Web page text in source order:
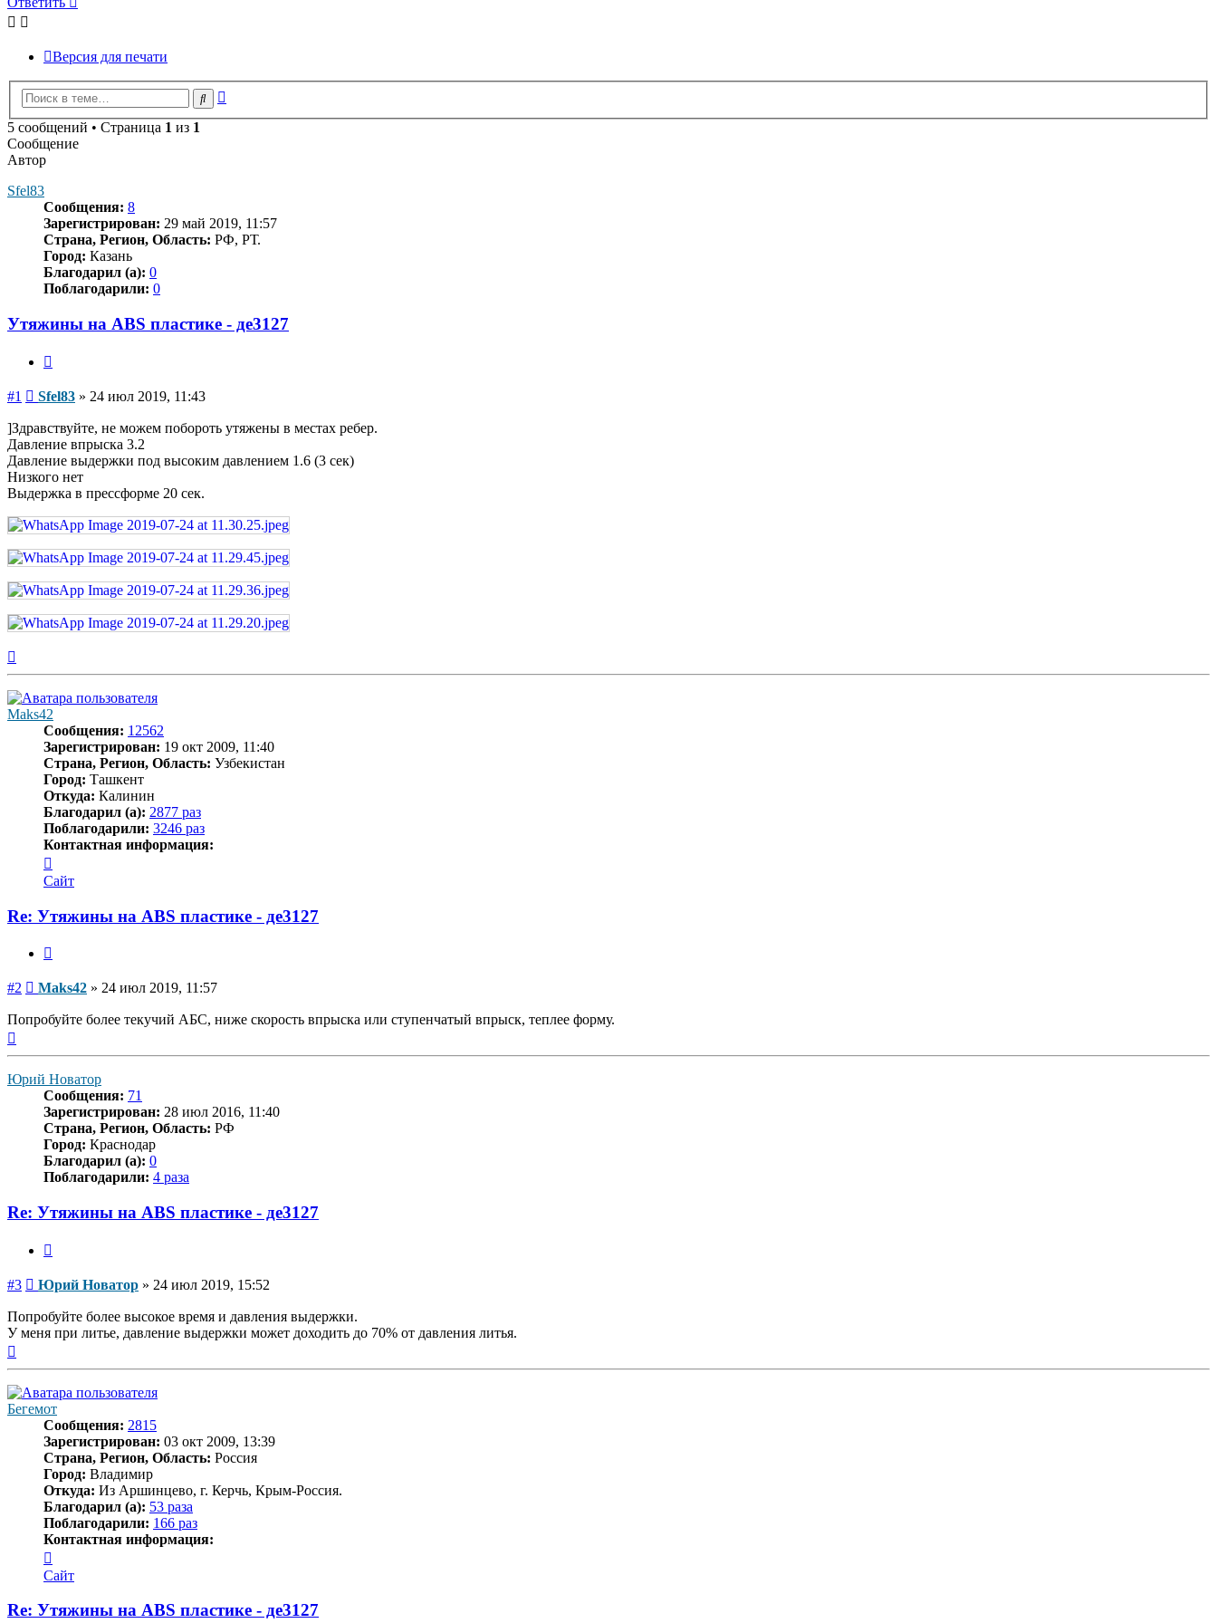
Версия для печати
Поиск
5 сообщений • Страница 1 из 1
Сообщение
Автор
Sfel83
Сообщения: 8
Зарегистрирован: 29 май 2019, 11:57
Страна, Регион, Область: РФ, РТ.
Город: Казань
Благодарил (а): 0
Поблагодарили: 0
Утяжины на ABS пластике - де3127
#1 Сообщение
Sfel83 » 24 июл 2019, 11:43
]Здравствуйте, не можем побороть утяжены в местах ребер.
Давление впрыска 3.2
Давление выдержки под высоким давлением 1.6 (3 сек)
Низкого нет
Выдержка в прессформе 20 сек.
Maks42
Сообщения: 12562
Зарегистрирован: 19 окт 2009, 11:40
Страна, Регион, Область: Узбекистан
Город: Ташкент
Откуда: Калинин
Благодарил (а): 2877 раз
Поблагодарили: 3246 раз
Контактная информация:
информация
пользователя
Сайт
Re: Утяжины на ABS пластике - де3127
#2 Сообщение
Maks42 » 24 июл 2019, 11:57
Попробуйте более текучий АБС, ниже скорость впрыска или ступенчатый впрыск, теплее форму.
Юрий Новатор
Сообщения: 71
Зарегистрирован: 28 июл 2016, 11:40
Страна, Регион, Область: РФ
Город: Краснодар
Благодарил (а): 0
Поблагодарили: 4 раза
Re: Утяжины на ABS пластике - де3127
#3 Сообщение
Юрий Новатор » 24 июл 2019, 15:52
Попробуйте более высокое время и давления выдержки.
У меня при литье, давление выдержки может доходить до 70% от давления литья.
Бегемот
Сообщения: 2815
Зарегистрирован: 03 окт 2009, 13:39
Страна, Регион, Область: Россия
Город: Владимир
Откуда: Из Аршинцево, г. Керчь, Крым-Россия.
Благодарил (а): 53 раза
Поблагодарили: 166 раз
Контактная информация:
информация
пользователя
Сайт
Re: Утяжины на ABS пластике - де3127